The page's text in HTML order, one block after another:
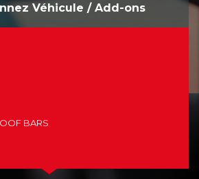
Véhicule / Add-ons
BARS